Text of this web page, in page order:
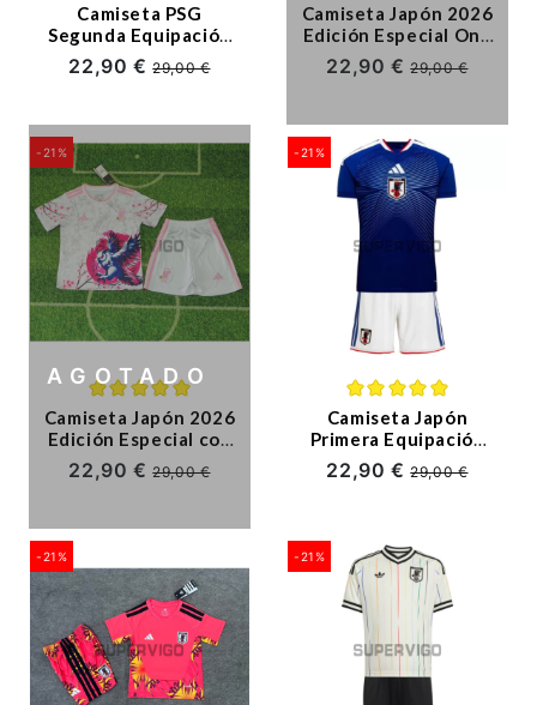
Camiseta PSG
Segunda Equipación
Retro 2001/02 Gris
Niño Kit
22,90 €29,00 €
Camiseta Japón 2026
Edición Especial One
Piece Negro/Rojo
Niño Kit
22,90 €29,00 €
-21%
Camiseta Japón 2026
Edición Especial con
Estampado de Búho
Blanco/Rosa Niño Kit
22,90 €29,00 €
AGOTADO
-21%
Camiseta Japón
Primera Equipación
Mundial 2026 Azul
Niño Kit
22,90 €29,00 €
-21% -21%